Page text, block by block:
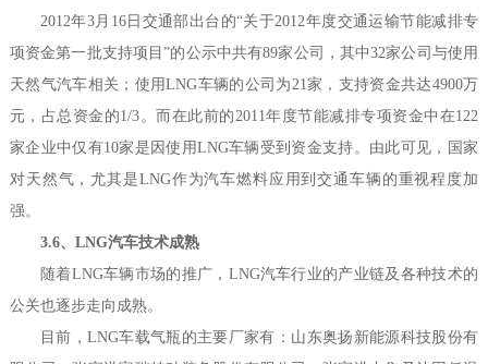
2012年3月16日交通部出台的“关于2012年度交通运输节能减排专
项资金第一批支持项目”的公示中共有89家公司，其中32家公司与使用
天然气汽车相关；使用LNG车辆的公司为21家，支持资金共达4900万
元，占总资金的1/3。而在此前的2011年度节能减排专项资金中在122
家企业中仅有10家是因使用LNG车辆受到资金支持。由此可见，国家
对天然气，尤其是LNG作为汽车燃料应用到交通车辆的重视程度加
强。
3.6、LNG汽车技术成熟
随着LNG车辆市场的推广，LNG汽车行业的产业链及各种技术的
公关也逐步走向成熟。
目前，LNG车载气瓶的主要厂家有：山东奥扬新能源科技股份有